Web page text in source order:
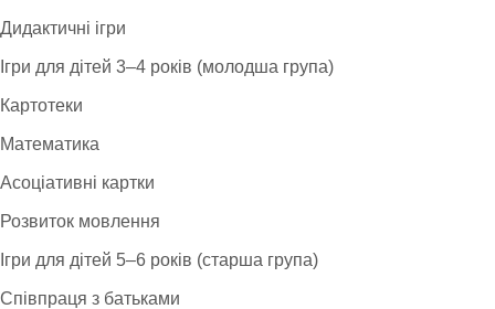
Дидактичні ігри
Ігри для дітей 3–4 років (молодша група)
Картотеки
Математика
Асоціативні картки
Розвиток мовлення
Ігри для дітей 5–6 років (старша група)
Співпраця з батьками